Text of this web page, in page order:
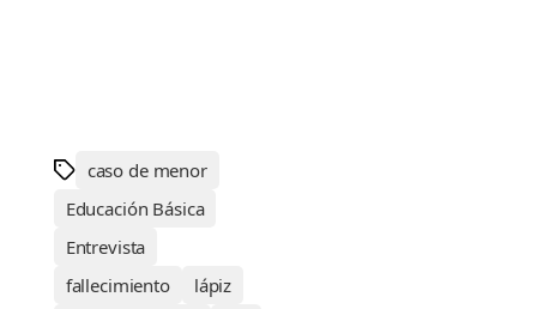
caso de menor
Educación Básica
Entrevista
fallecimiento
lápiz